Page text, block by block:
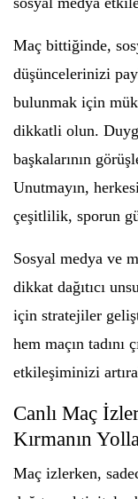
Maç bittiğinde,
düşüncelerinizi
bulunmak için
dikkatli olun.
başkalarının
Unutmayın,
çeşitlilik, sporun
Sosyal medya ve
dikkat dağıtıcı
için stratejiler
hem maçın tadını
etkileşiminizi
Canlı Maç
Kırmanın
Maç izlerken,